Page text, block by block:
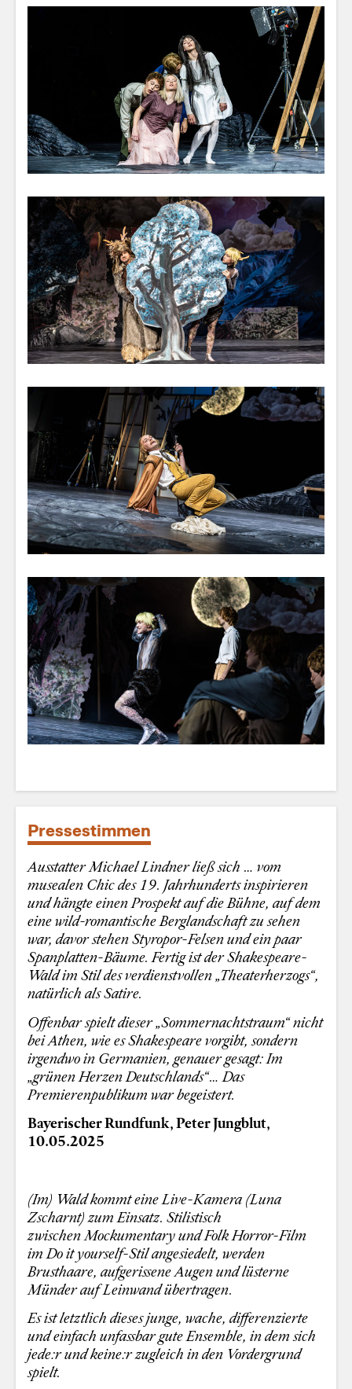
Pressestimmen
Ausstatter Michael Lindner ließ sich … vom
musealen Chic des 19. Jahrhunderts inspirieren
und hängte einen Prospekt auf die Bühne, auf dem
eine wild-romantische Berglandschaft zu sehen
war, davor stehen Styropor-Felsen und ein paar
Spanplatten-Bäume. Fertig ist der Shakespeare-
Wald im Stil des verdienstvollen „Theaterherzogs“,
natürlich als Satire.
Offenbar spielt dieser „Sommernachtstraum“ nicht
bei Athen, wie es Shakespeare vorgibt, sondern
irgendwo in Germanien, genauer gesagt: Im
„grünen Herzen Deutschlands“…Das
Premierenpublikum war begeistert.
Bayerischer Rundfunk, Peter Jungblut,
10.05.2025
(Im) Wald kommt eine Live-Kamera (Luna
Zscharnt) zum Einsatz. Stilistisch
zwischen Mockumentary und Folk Horror-Film
im Do it yourself-Stil angesiedelt, werden
Brusthaare, aufgerissene Augen und lüsterne
Münder auf Leinwand übertragen.
Es ist letztlich dieses junge, wache, differenzierte
und einfach unfassbar gute Ensemble, in dem sich
jede:r und keine:r zugleich in den Vordergrund
spielt.